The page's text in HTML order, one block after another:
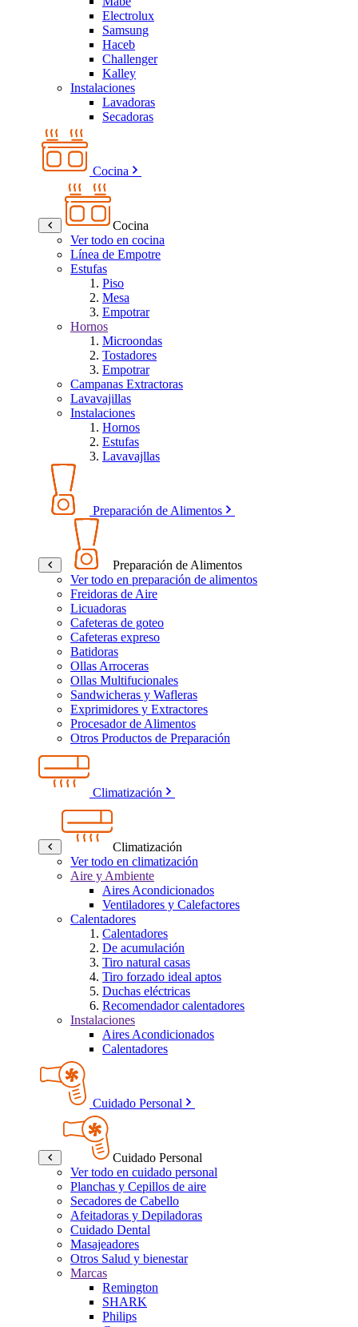
Electrolux
Samsung
Haceb
Challenger
Kalley
Instalaciones
Lavadoras
Secadoras
Cocina
Cocina
Ver todo en cocina
Línea de Empotre
Estufas
Piso
Mesa
Empotrar
Hornos
Microondas
Tostadores
Empotrar
Campanas Extractoras
Lavavajillas
Instalaciones
Hornos
Estufas
Lavavajllas
Preparación de Alimentos
Preparación de Alimentos
Ver todo en preparación de alimentos
Freidoras de Aire
Licuadoras
Cafeteras de goteo
Cafeteras expreso
Batidoras
Ollas Arroceras
Ollas Multifucionales
Sandwicheras y Wafleras
Exprimidores y Extractores
Procesador de Alimentos
Otros Productos de Preparación
Climatización
Climatización
Ver todo en climatización
Aire y Ambiente
Aires Acondicionados
Ventiladores y Calefactores
Calentadores
Calentadores
De acumulación
Tiro natural casas
Tiro forzado ideal aptos
Duchas eléctricas
Recomendador calentadores
Instalaciones
Aires Acondicionados
Calentadores
Cuidado Personal
Cuidado Personal
Ver todo en cuidado personal
Planchas y Cepillos de aire
Secadores de Cabello
Afeitadoras y Depiladoras
Cuidado Dental
Masajeadores
Otros Salud y bienestar
Marcas
Remington
SHARK
Philips